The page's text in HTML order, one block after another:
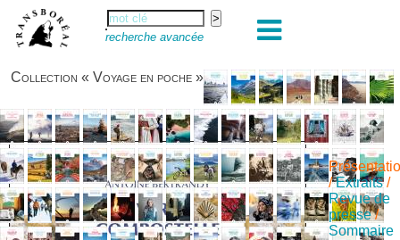
recherche avancée
Collection « Voyage en poche »
/Extraits/
Revue de
presse/
Sommaire